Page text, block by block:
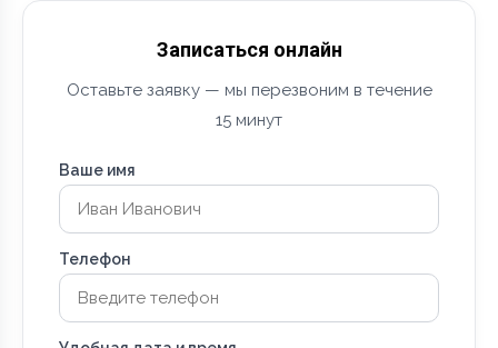
Записаться онлайн
Оставьте заявку — мы перезвоним в течение
15 минут
Ваше имя
Телефон